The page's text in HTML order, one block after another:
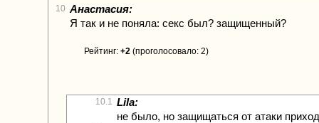
10 Анастасия:
Я так и не поняла: секс был? защищенный?
Рейтинг: +2 (проголосовало: 2)
10.1 Lila:
не было, но защищаться от атаки